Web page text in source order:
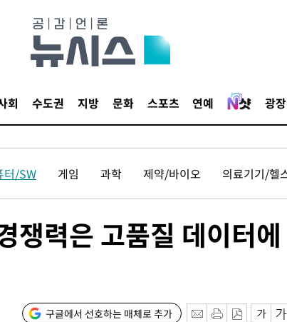
회 수도권 지방 문화 스포츠 연예 광장
터/SW 게임 과학 제약/바이오 의료기기/헬
력은 고품질 데이터에
구글에서 선호하는 매체로 추가